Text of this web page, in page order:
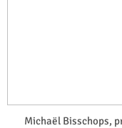
Michaël Bisschops,